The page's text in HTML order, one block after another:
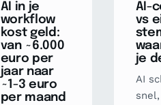
AI in je
workflow
kost geld:
van ~6.000
euro per
jaar naar
~1-3 euro
per maand
AI-
vs
je
AI